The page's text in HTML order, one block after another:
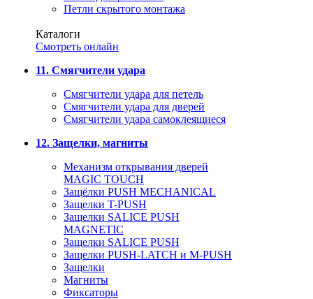
Петли скрытого монтажа
Каталоги
Смотреть онлайн
11. Смягчители удара
Смягчители удара для петель
Смягчители удара для дверей
Cмягчители удара самоклеящиеся
12. Защелки, магниты
Механизм открывания дверей
MAGIC TOUCH
Защёлки PUSH MECHANICAL
Защелки T-PUSH
Защелки SALICE PUSH
MAGNETIC
Защелки SALICE PUSH
Защелки PUSH-LATCH и M-PUSH
Защелки
Магниты
Фиксаторы